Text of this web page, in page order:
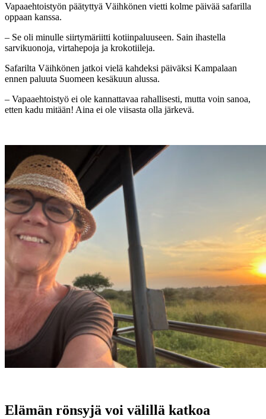
Vapaaehtoistyön päätyttyä Väihkönen vietti kolme päivää safarilla
oppaan kanssa.
– Se oli minulle siirtymäriitti kotiinpaluuseen. Sain ihastella
sarvikuonoja, virtahepoja ja krokotiileja.
Safarilta Väihkönen jatkoi vielä kahdeksi päiväksi Kampalaan
ennen paluuta Suomeen kesäkuun alussa.
– Vapaaehtoistyö ei ole kannattavaa rahallisesti, mutta voin sanoa,
etten kadu mitään! Aina ei ole viisasta olla järkevä.
Elämän rönsyjä voi välillä katkoa